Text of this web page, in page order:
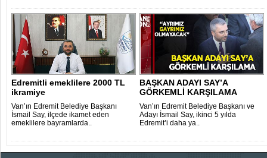
Edremitli emeklilere 2000 TL
ikramiye
Van’ın Edremit Belediye Başkanı
İsmail Say, ilçede ikamet eden
emeklilere bayramlarda..
BAŞKAN ADAYI SAY’A
GÖRKEMLİ KARŞILAMA
Van’ın Edremit Belediye Başkanı ve
Adayı İsmail Say, ikinci 5 yılda
Edremit’i daha ya..